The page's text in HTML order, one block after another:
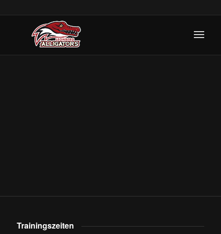
Trainingszeiten